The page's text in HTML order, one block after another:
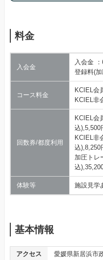
料金
入会金
入会金
登録料(
コース料金
KCIEL会
KCIEL非
回数券/都度利用
KCIEL会
込),5,500
KCIEL非
込),8,250
加圧トレ
込
体験等 施設見学
基本情報
アクセス
愛媛県新居浜市